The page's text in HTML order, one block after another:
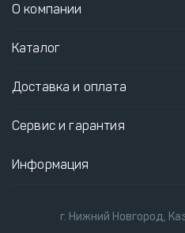
О компании
Каталог
Доставка и оплата
Сервис и гарантия
Информация
г. Нижний Новгород,